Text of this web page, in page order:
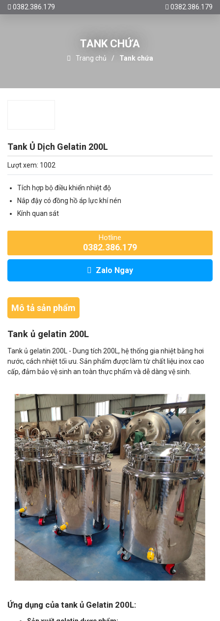
0382.386.179 0382.386.179
TANK CHỨA
Trang chủ Tank chứa
Tank Ủ Dịch Gelatin 200L
Lượt xem: 1002
Tích hợp bộ điều khiển nhiệt độ
Nắp đậy có đồng hồ áp lực khí nén
Kính quan sát
Hotline
0382.386.179
Zalo Ngay
Mô tả sản phẩm
Tank ủ gelatin 200L
Tank ủ gelatin 200L - Dung tích 200L, hệ thống gia nhiệt bằng hơi
nước, cách nhiệt tối ưu. Sản phẩm được làm từ chất liệu inox cao
cấp, đảm bảo vệ sinh an toàn thực phẩm và dễ dàng vệ sinh.
Ứng dụng của tank ủ Gelatin 200L: